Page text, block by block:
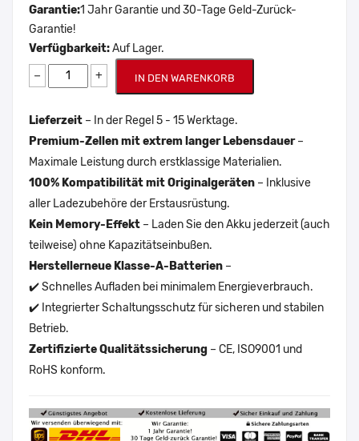
Garantie:1 Jahr Garantie und 30-Tage Geld-Zurück-
Garantie!
Verfügbarkeit:Auf Lager.
− + IN DEN WARENKORB
Lieferzeit – In der Regel 5 - 15 Werktage.
Premium-Zellen mit extrem langer Lebensdauer–
Maximale Leistung durch erstklassige Materialien.
100% Kompatibilität mit Originalgeräten – Inklusive
aller Ladezubehöre der Erstausrüstung.
Kein Memory-Effekt – Laden Sie den Akku jederzeit (auch
teilweise) ohne Kapazitätseinbußen.
Herstellerneue Klasse-A-Batterien –
✔️ Schnelles Aufladen bei minimalem Energieverbrauch.
✔️ Integrierter Schaltungsschutz für sicheren und stabilen
Betrieb.
Zertifizierte Qualitätssicherung – CE, ISO9001 und
RoHS konform.